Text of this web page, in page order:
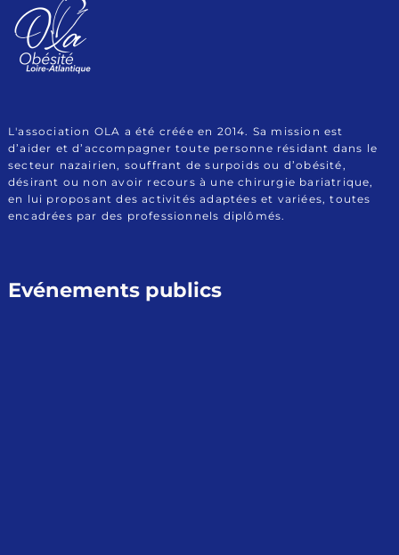
Loire Atlantique
L'association OLA a été créée en 2014. Sa mission est
d’aider et d’accompagner toute personne résidant dans le
secteur nazairien, souffrant de surpoids ou d’obésité,
désirant ou non avoir recours à une chirurgie bariatrique,
en lui proposant des activités adaptées et variées, toutes
encadrées par des professionnels diplômés.
Evénements publics